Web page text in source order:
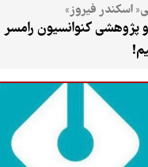
فیروز»
کنوانسیون رامسر در